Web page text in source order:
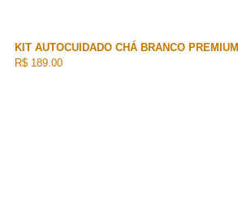
KIT AUTOCUIDADO CHÁ BRANCO PREMIUM
R$ 189.00